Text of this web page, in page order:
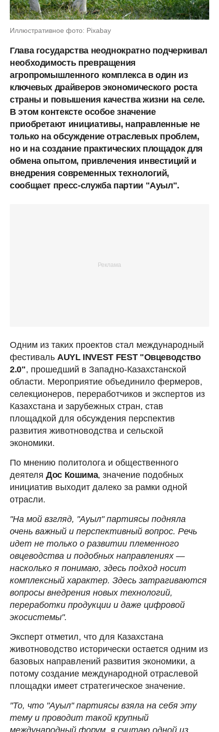
Иллюстративное фото: Pixabay
Глава государства неоднократно подчеркивал
необходимость превращения
агропромышленного комплекса в один из
ключевых драйверов экономического роста
страны и повышения качества жизни на селе.
В этом контексте особое значение
приобретают инициативы, направленные не
только на обсуждение отраслевых проблем,
но и на создание практических площадок для
обмена опытом, привлечения инвестиций и
внедрения современных технологий,
сообщает пресс-служба партии "Ауыл".
Одним из таких проектов стал международный
фестиваль AUYL INVEST FEST "Овцеводство
2.0", прошедший в Западно-Казахстанской
области. Мероприятие объединило фермеров,
селекционеров, переработчиков и экспертов из
Казахстана и зарубежных стран, став
площадкой для обсуждения перспектив
развития животноводства и сельской
экономики.
По мнению политолога и общественного
деятеля Дос Кошима, значение подобных
инициатив выходит далеко за рамки одной
отрасли.
"На мой взгляд, "Ауыл" партиясы подняла
очень важный и перспективный вопрос. Речь
идет не только о развитии племенного
овцеводства и подобных направлениях —
насколько я понимаю, здесь подход носит
комплексный характер. Здесь затрагиваются
вопросы внедрения новых технологий,
переработки продукции и даже цифровой
экосистемы".
Эксперт отметил, что для Казахстана
животноводство исторически остается одним из
базовых направлений развития экономики, а
потому создание международной отраслевой
площадки имеет стратегическое значение.
"То, что "Ауыл" партиясы взяла на себя эту
тему и проводит такой крупный
международный форум, я считаю одной из